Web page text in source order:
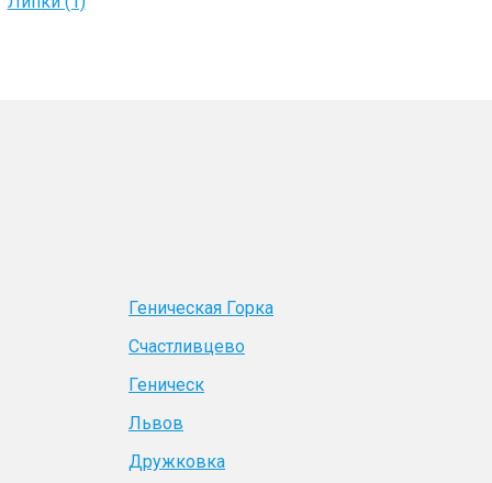
Геническая Горка
Счастливцево
Геническ
Львов
Дружковка